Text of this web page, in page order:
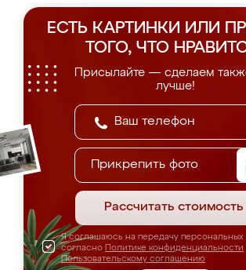
ЕСТЬ КАРТИНКИ ИЛИ
ТОГО, ЧТО
Присылайте — сделаем
лучше!
Прикрепить фото
Рассчитать стоимость
Я соглашаюсь на передачу персональных
согласно Политике конфиденциальности
Пользовательскому соглашению